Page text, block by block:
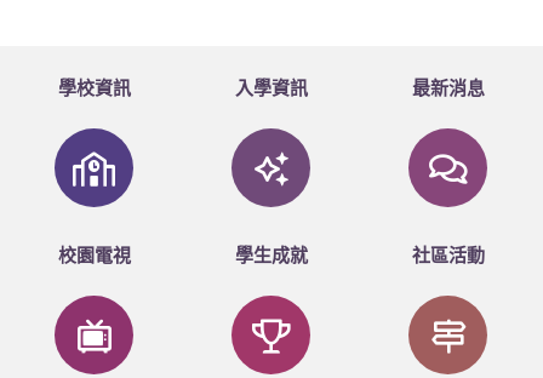
學校資訊 入學資訊 最新消息
校園電視 學生成就 社區活動